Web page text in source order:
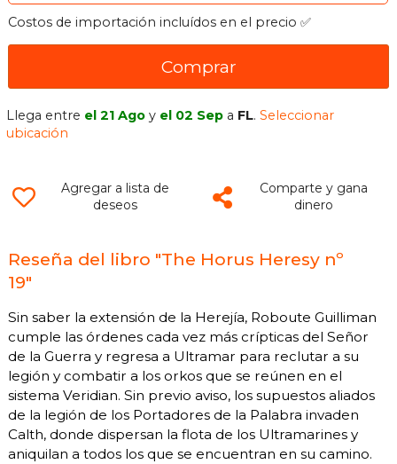
Costos de importación incluídos en el precio ✅
Comprar
Llega entre el 21 Ago y el 02 Sep a FL.Seleccionar
ubicación
Agregar a lista de
deseos
Comparte y gana
dinero
Reseña del libro "The Horus Heresy nº
19"
Sin saber la extensión de la Herejía, Roboute Guilliman
cumple las órdenes cada vez más crípticas del Señor
de la Guerra y regresa a Ultramar para reclutar a su
legión y combatir a los orkos que se reúnen en el
sistema Veridian. Sin previo aviso, los supuestos aliados
de la legión de los Portadores de la Palabra invaden
Calth, donde dispersan la flota de los Ultramarines y
aniquilan a todos los que se encuentran en su camino.